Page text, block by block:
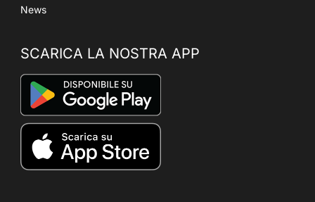
News
SCARICA LA NOSTRA APP